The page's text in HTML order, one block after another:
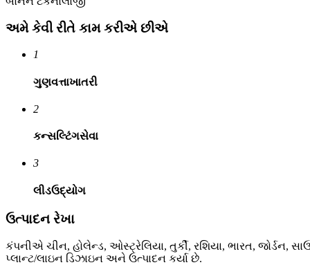
અમે કેવી રીતે કામ કરીએ છીએ
1
ગુણવત્તાખાતરી
2
કન્સલ્ટિંગસેવા
3
લીડઉદ્યોગ
ઉત્પાદન રેખા
કંપનીએ ચીન, હોલેન્ડ, ઓસ્ટ્રેલિયા, તુર્કી, રશિયા, ભારત, જોર્ડન,
પ્લાન્ટ/લાઇન ડિઝાઇન અને ઉત્પાદન કર્યા છે.